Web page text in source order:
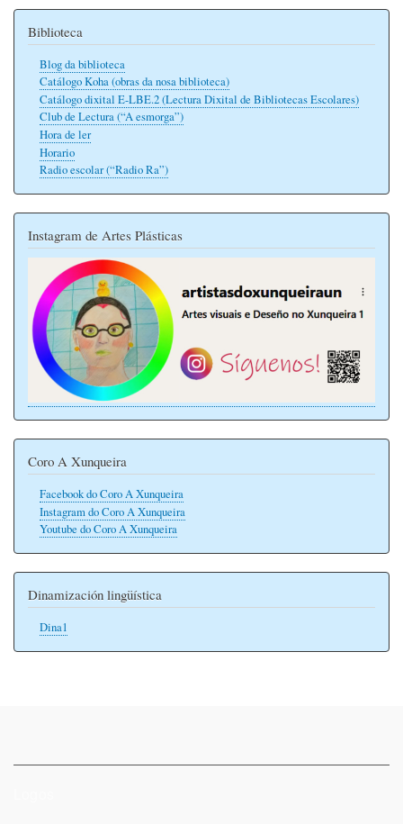
Biblioteca
Blog da biblioteca
Catálogo Koha (obras da nosa biblioteca)
Catálogo dixital E-LBE.2 (Lectura Dixital de Bibliotecas Escolares)
Club de Lectura (“A esmorga”)
Hora de ler
Horario
Radio escolar (“Radio Ra”)
Instagram de Artes Plásticas
Coro A Xunqueira
Facebook do Coro A Xunqueira
Instagram do Coro A Xunqueira
Youtube do Coro A Xunqueira
Dinamización lingüística
Dina1